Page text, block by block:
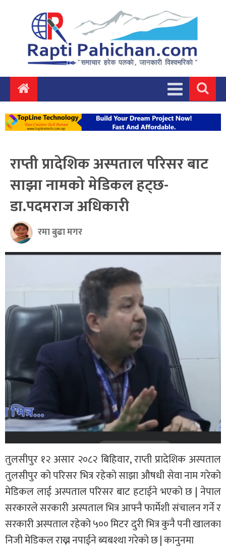
राप्ती प्रादेशिक अस्पताल परिसर बाट
साझा नामको मेडिकल हट्छ-
डा.पदमराज अधिकारी
रमा बुढा मगर
तुलसीपुर १२ असार २०८२ बिहिवार, राप्ती प्रादेशिक अस्पताल
तुलसीपुर को परिसर भित्र रहेको साझा औषधी सेवा नाम गरेको
मेडिकल लाई अस्पताल परिसर बाट हटाईने भएको छ | नेपाल
सरकारले सरकारी अस्पताल भित्र आफ्नै फार्मेशी संचालन गर्ने र
सरकारी अस्पताल रहेको ५०० मिटर दुरी भित्र कुनै पनी खालका
निजी मेडिकल राख्न नपाईने ब्यबश्था गरेको छ | कानुनमा